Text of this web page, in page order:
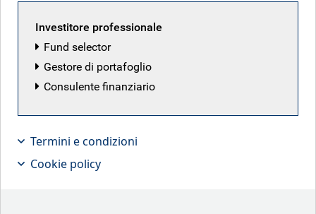
Il fondo BlueBay Investment Grade Euro Government Bond
Fund è progettato per investire prevalentemente in emittenti
sovrani con rating investment grade europei e in tassi e
governance (ESG).
Disclosure in materia di sostenibilità
Investitore professionale
Fund selector
Gestore di portafoglio
Consulente finanziario
Termini e condizioni
Cookie policy